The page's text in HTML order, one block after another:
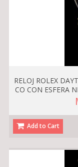
RELOJ ROLEX
CO CON ESFERA
Add to Cart